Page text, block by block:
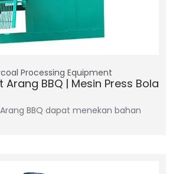
Processing Equipment
Arang BBQ | Mesin Press Bola
BBQ dapat menekan bahan